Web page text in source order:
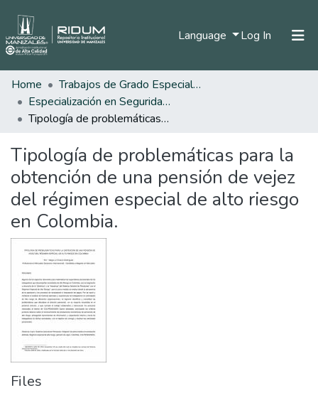
Language Log In (current)
Statistics
Home
Trabajos de Grado Especializaciones
Especialización en Seguridad Social
Tipología de problemáticas para la obtención de una pensión de vejez del régimen especial de alto riesgo en Colombia.
Tipología de problemáticas para la
obtención de una pensión de vejez
del régimen especial de alto riesgo
en Colombia.
Files